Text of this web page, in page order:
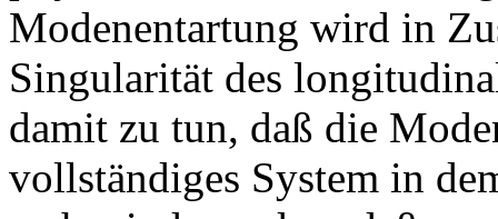
Modenentartung wird in
Singularität des
damit zu tun, daß die
vollständiges System in